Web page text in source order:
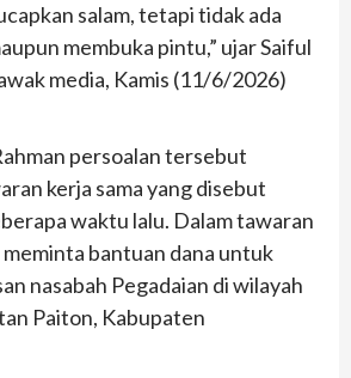
salam, tetapi tidak ada
membuka pintu,” ujar Saiful
media, Kamis (11/6/2026)
persoalan tersebut
kerja sama yang disebut
waktu lalu. Dalam tawaran
bantuan dana untuk
nasabah Pegadaian di wilayah
Paiton, Kabupaten